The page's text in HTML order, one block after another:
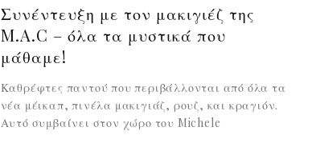
Συνέντευξη με τον μακιγιέζ της
M.A.C – όλα τα μυστικά που
μάθαμε!
Καθρέφτες παντού που περιβάλλονται από όλα τα
νέα μέικαπ, πινέλα μακιγιάζ, ρουζ, και κραγιόν.
Αυτό συμβαίνει στον χώρο του Michele